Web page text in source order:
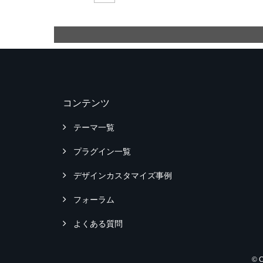
コンテンツ
テーマ一覧
プラグイン一覧
デザインカスタマイズ事例
フォーラム
よくある質問
©